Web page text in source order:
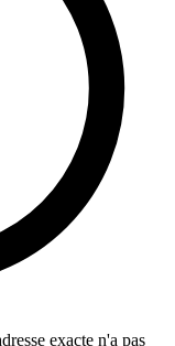
exacte n'a pas